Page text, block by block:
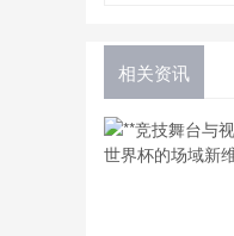
相关资讯